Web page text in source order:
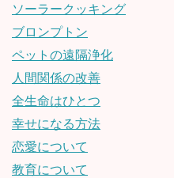
ソーラークッキング
ブロンプトン
ペットの遠隔浄化
人間関係の改善
全生命はひとつ
幸せになる方法
恋愛について
教育について